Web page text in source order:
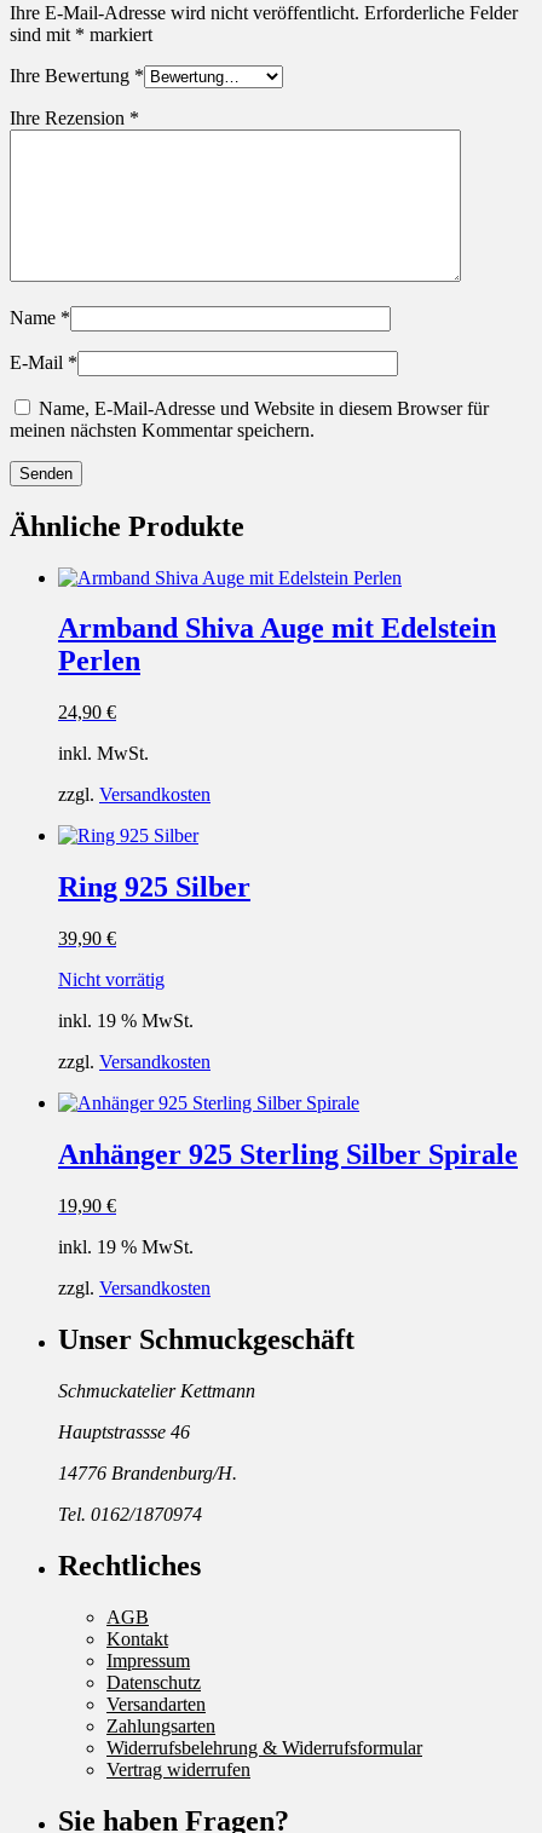
Ihre E-Mail-Adresse wird nicht veröffentlicht. Erforderliche Felder
sind mit * markiert
Ihre Bewertung *
Ihre Rezension *
Name *
E-Mail *
Name, E-Mail-Adresse und Website in diesem Browser für
meinen nächsten Kommentar speichern.
Ähnliche Produkte
Armband Shiva Auge mit Edelstein
Perlen
24,90 €
inkl. MwSt.
zzgl. Versandkosten
Ring 925 Silber
39,90 €
Nicht vorrätig
inkl. 19 % MwSt.
zzgl. Versandkosten
Anhänger 925 Sterling Silber Spirale
19,90 €
inkl. 19 % MwSt.
zzgl. Versandkosten
Unser Schmuckgeschäft
Schmuckatelier Kettmann
Hauptstrassse 46
14776 Brandenburg/H.
Tel. 0162/1870974
Rechtliches
AGB
Kontakt
Impressum
Datenschutz
Versandarten
Zahlungsarten
Widerrufsbelehrung & Widerrufsformular
Vertrag widerrufen
Sie haben Fragen?